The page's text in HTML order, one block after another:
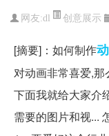
网友:dl 创意展示
[摘要]：如何制作
对动画非常喜爱,
下面我就给大家介
需要的图片和视...